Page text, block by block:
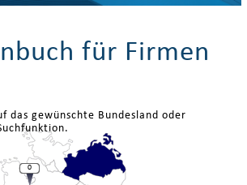
für Firmen
das gewünschte Bundesland oder
0